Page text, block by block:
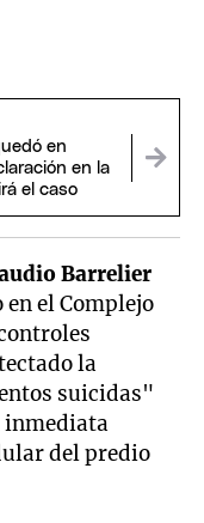
en
en la
el caso
Barrelier
el Complejo
la
suicidas"
inmediata
del predio